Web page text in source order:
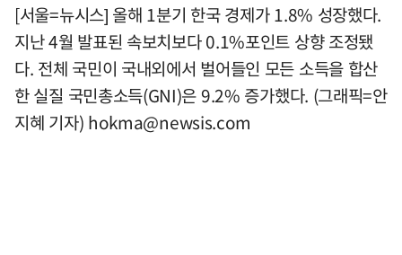
[서울=뉴시스] 올해 1분기 한국 경제가 1.8% 성장했다.
지난 4월 발표된 속보치보다 0.1%포인트 상향 조정됐
다. 전체 국민이 국내외에서 벌어들인 모든 소득을 합산
한 실질 국민총소득(GNI)은 9.2% 증가했다. (그래픽=안
지혜 기자) hokma@newsis.com